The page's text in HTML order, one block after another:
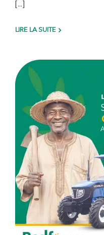
[...]
LIRE LA SUITE